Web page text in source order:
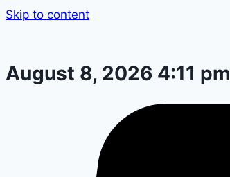
Skip to content
August 8, 2026 4:11 pm